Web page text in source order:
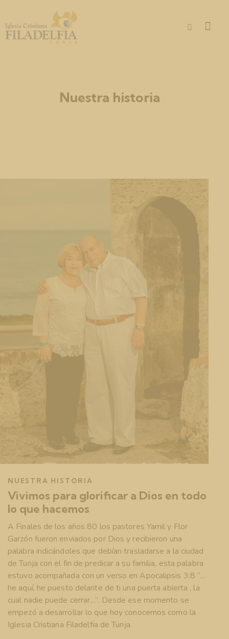
Nuestra historia
NUESTRA HISTORIA
Vivimos para glorificar a Dios en todo
lo que hacemos
A Finales de los años 80 los pastores Yamil y Flor
Garzón fueron enviados por Dios y recibieron una
palabra indicándoles que debían trasladarse a la ciudad
de Tunja con el fin de predicar a su familia, esta palabra
estuvo acompañada con un verso en Apocalipsis 3:8 “…
he aquí, he puesto delante de ti una puerta abierta , la
cual nadie puede cerrar…”. Desde ese momento se
empezó a desarrollar lo que hoy conocemos como la
Iglesia Cristiana Filadelfia de Tunja.